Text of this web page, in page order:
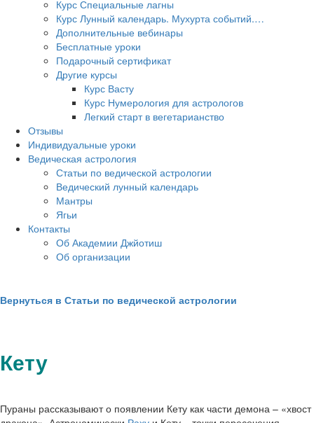
Курс Специальные лагны
Курс Лунный календарь. Мухурта событий.…
Дополнительные вебинары
Бесплатные уроки
Подарочный сертификат
Другие курсы
Курс Васту
Курс Нумерология для астрологов
Легкий старт в вегетарианство
Отзывы
Индивидуальные уроки
Ведическая астрология
Статьи по ведической астрологии
Ведический лунный календарь
Мантры
Ягьи
Контакты
Об Академии Джйотиш
Об организации
Вернуться в Статьи по ведической астрологии
Кету
Пураны рассказывают о появлении Кету как части демона – «хвост